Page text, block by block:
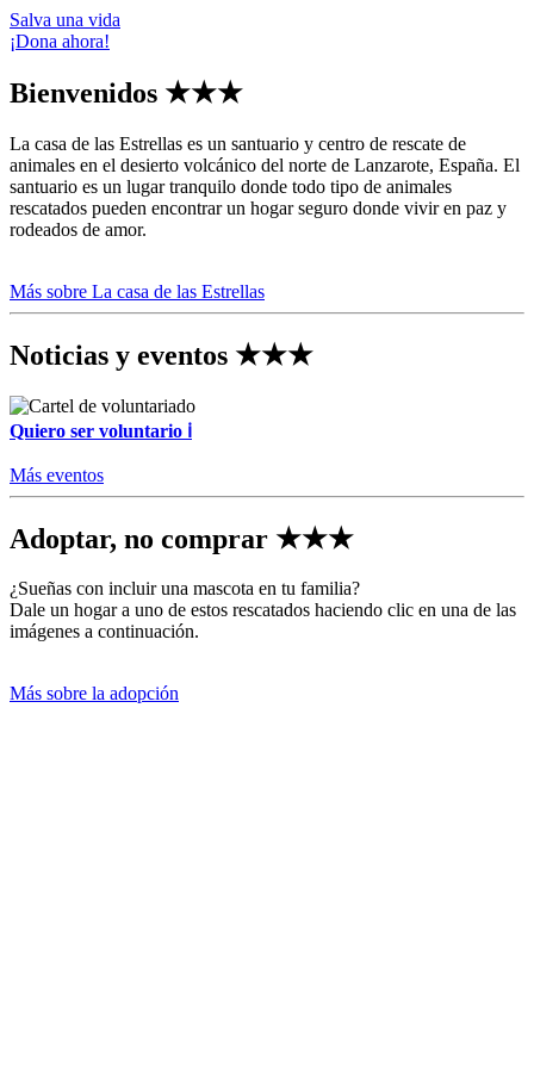
Salva una vida
¡Dona ahora!
Bienvenidos ★★★
La casa de las Estrellas es un santuario y centro de rescate de
animales en el desierto volcánico del norte de Lanzarote, España. El
santuario es un lugar tranquilo donde todo tipo de animales
rescatados pueden encontrar un hogar seguro donde vivir en paz y
rodeados de amor.
Más sobre La casa de las Estrellas
Noticias y eventos ★★★
Quiero ser voluntario ℹ
Más eventos
Adoptar, no comprar ★★★
¿Sueñas con incluir una mascota en tu familia?
Dale un hogar a uno de estos rescatados haciendo clic en una de las
imágenes a continuación.
Más sobre la adopción